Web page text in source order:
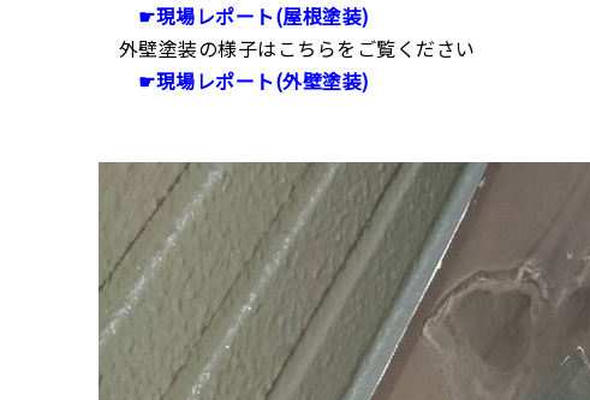
☛現場レポート(屋根塗装)
外壁塗装の様子はこちらをご覧ください
☛現場レポート(外壁塗装)